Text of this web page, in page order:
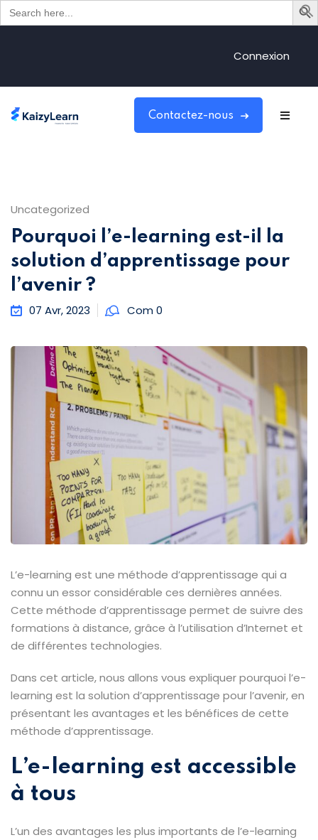
Search
for:
Connexion
Contactez-nous
Uncategorized
Pourquoi l’e-learning est-il la
solution d’apprentissage pour
l’avenir ?
07 Avr, 2023 Com 0
L’e-learning est une méthode d’apprentissage qui a
connu un essor considérable ces dernières années.
Cette méthode d’apprentissage permet de suivre des
formations à distance, grâce à l’utilisation d’Internet et
de différentes technologies.
Dans cet article, nous allons vous expliquer pourquoi l’e-
learning est la solution d’apprentissage pour l’avenir, en
présentant les avantages et les bénéfices de cette
méthode d’apprentissage.
L’e-learning est accessible
à tous
L’un des avantages les plus importants de l’e-learning
Don’t have an account?Sign up
Remember me Lost your password?